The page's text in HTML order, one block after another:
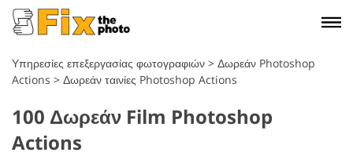
Υπηρεσίες επεξεργασίας φωτογραφιών > Δωρεάν Photoshop
Actions > Δωρεάν ταινίες Photoshop Actions
100 Δωρεάν Film Photoshop
Actions